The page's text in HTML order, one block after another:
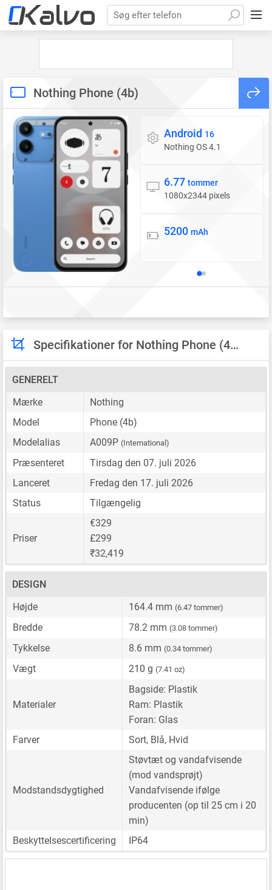
Søg efter telefon
Nothing Phone (4b)
Styresystem
Android 16
Nothing OS 4.1
Skærm
6.77 tommer
1080x2344 pixels
Batteri
5200 mAh
Specifikationer for Nothing Phone (4b)
GENERELT
Mærke
Nothing
Model
Phone (4b)
Modelalias
A009P (International)
Præsenteret
Tirsdag den 07. juli 2026
Lanceret
Fredag den 17. juli 2026
Status
Tilgængelig
Priser
€329
£299
₹32,419
DESIGN
Højde
164.4 mm (6.47 tommer)
Bredde 78.2 mm (3.08 tommer)
Tykkelse 8.6 mm (0.34 tommer)
Vægt 210 g (7.41 oz)
Materialer
Bagside: Plastik
Ram: Plastik
Foran: Glas
Farver
Sort, Blå, Hvid
Modstandsdygtighed
Støvtæt og vandafvisende
(mod vandsprøjt)
Vandafvisende ifølge
producenten (op til 25 cm i 20
min)
Beskyttelsescertificering
IP64